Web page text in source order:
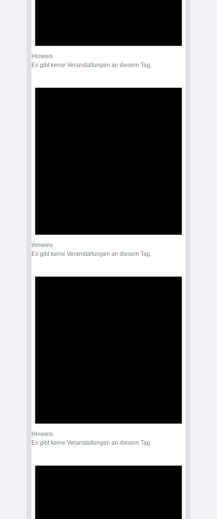
Hinweis
Es gibt keine Veranstaltungen an diesem Tag.
Hinweis
Es gibt keine Veranstaltungen an diesem Tag.
Hinweis
Es gibt keine Veranstaltungen an diesem Tag.